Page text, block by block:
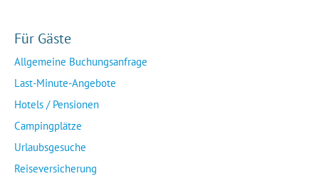
Für Gäste
Allgemeine Buchungsanfrage
Last-Minute-Angebote
Hotels / Pensionen
Campingplätze
Urlaubsgesuche
Reiseversicherung